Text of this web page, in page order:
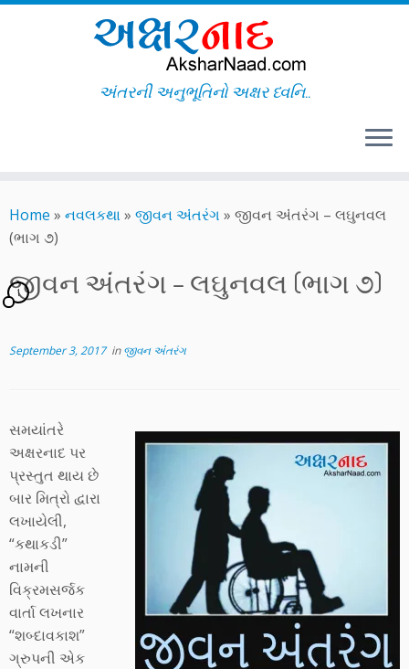
to
content
અંતરની અનુભૂતિનો અક્ષર ધ્વનિ..
Home » નવલકથા» જીવન અંંતરંગ » જીવન અંંતરંગ – લઘુનવલ
(ભાગ ૭)
જીવન અંંતરંગ – લઘુનવલ (ભાગ ૭)
1
September 3, 2017inજીવન અંંતરંગ
સમયાંતરે
અક્ષરનાદ પર
પ્રસ્તુત થાય છે
બાર મિત્રો દ્વારા
લખાયેલી,
“કથાકડી”
નામની
વિક્રમસર્જક
વાર્તા લખનાર
“શબ્દાવકાશ”
ગ્રુપની એક